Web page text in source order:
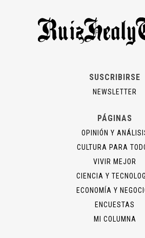
SUSCRIBIRSE
NEWSLETTER
PÁGINAS
OPINIÓN Y
CULTURA PARA
VIVIR MEJOR
CIENCIA Y
ECONOMÍA Y
ENCUESTAS
MI COLUMNA